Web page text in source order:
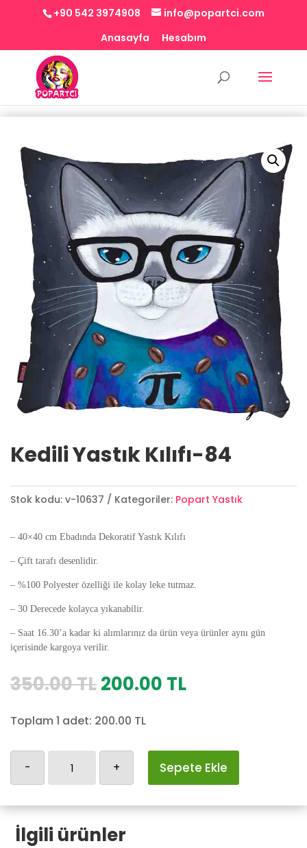
+90 542 3974908
info@popartci.com
Anasayfa
Hesabım
Kedili Yastık Kılıfı-84
Stok kodu: v-10637 Kategoriler: Popart Yastık
– 40×40 cm Ebadında Dekoratif Yastık Kılıfı
– Çift tarafı desenlidir.
– %100 Polyester özelliği ile kolay leke tutmaz.
– 30 Derecede kolayca yıkanabilir.
– Saat 16.30’a kadar ki alımlarınız da ürün veya ürünler aynı gün
içerisinde kargoya verilir.
350.00TLOrijinal
350.00 TL.
200.00 TLŞu
Toplam 1 adet: 200.00 TL
-
adet
+ Sepete Ekle
İlgili ürünler